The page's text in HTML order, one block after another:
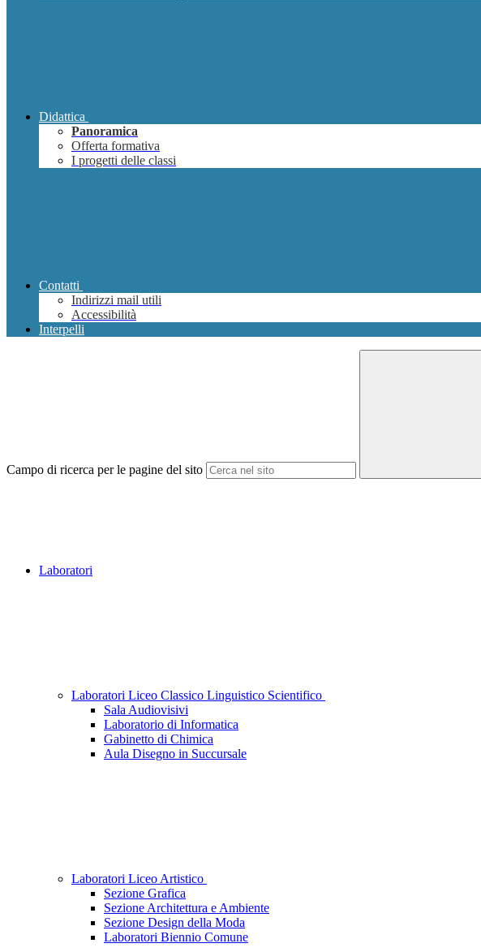
Didattica
Panoramica
Offerta formativa
I progetti delle classi
Contatti
Indirizzi mail utili
Accessibilità
Interpelli
Campo di ricerca per le pagine del sito
Laboratori
Laboratori Liceo Classico Linguistico Scientifico
Sala Audiovisivi
Laboratorio di Informatica
Gabinetto di Chimica
Aula Disegno in Succursale
Laboratori Liceo Artistico
Sezione Grafica
Sezione Architettura e Ambiente
Sezione Design della Moda
Laboratori Biennio Comune